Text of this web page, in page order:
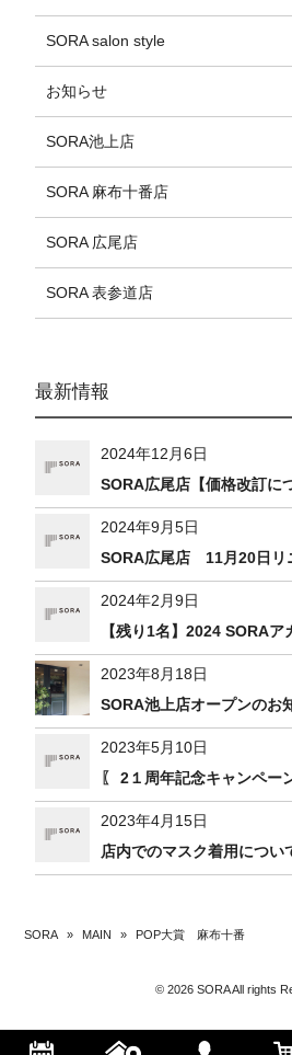
SORA salon style
お知らせ
SORA池上店
SORA 麻布十番店
SORA 広尾店
SORA 表参道店
最新情報
2024年12月6日
SORA広尾店【価格改訂に
2024年9月5日
SORA広尾店 11月20日リ
2024年2月9日
【残り1名】2024 SORAア
2023年8月18日
SORA池上店オープンのお
2023年5月10日
〖 2１周年記念キャンペー
2023年4月15日
店内でのマスク着用につい
SORA » MAIN » POP大賞 麻布十番
© 2026 SORA All rights